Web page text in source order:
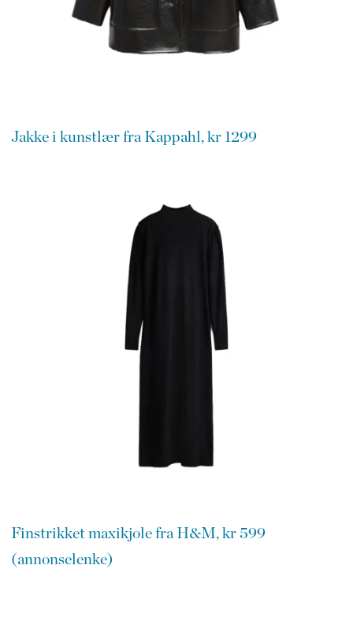
Jakke i kunstlær fra Kappahl, kr 1299
Finstrikket maxikjole fra H&M, kr 599
(annonselenke)